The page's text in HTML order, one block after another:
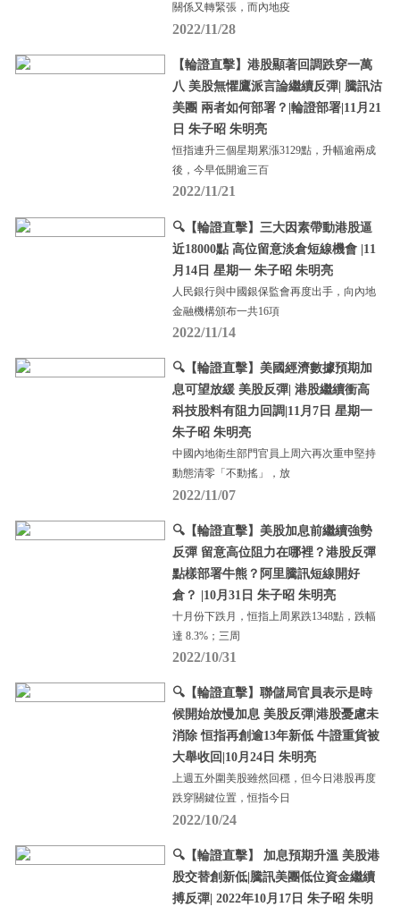
關係又轉緊張，而內地疫
2022/11/28
【輪證直擊】港股顯著回調跌穿一萬
八 美股無懼鷹派言論繼續反彈| 騰訊沽
美團 兩者如何部署？|輪證部署|11月21
日 朱子昭 朱明亮
恒指連升三個星期累漲3129點，升幅逾兩成
後，今早低開逾三百
2022/11/21
🔍【輪證直擊】三大因素帶動港股逼
近18000點 高位留意淡倉短線機會 |11
月14日 星期一 朱子昭 朱明亮
人民銀行與中國銀保監會再度出手，向內地
金融機構頒布一共16項
2022/11/14
🔍【輪證直擊】美國經濟數據預期加
息可望放緩 美股反彈| 港股繼續衝高
科技股料有阻力回調|11月7日 星期一
朱子昭 朱明亮
中國內地衛生部門官員上周六再次重申堅持
動態清零「不動搖」，放
2022/11/07
🔍【輪證直擊】美股加息前繼續強勢
反彈 留意高位阻力在哪裡？港股反彈
點樣部署牛熊？阿里騰訊短線開好
倉？ |10月31日 朱子昭 朱明亮
十月份下跌月，恒指上周累跌1348點，跌幅
達 8.3%；三周
2022/10/31
🔍【輪證直擊】聯儲局官員表示是時
候開始放慢加息 美股反彈|港股憂慮未
消除 恒指再創逾13年新低 牛證重貨被
大舉收回|10月24日 朱明亮
上週五外圍美股雖然回穩，但今日港股再度
跌穿關鍵位置，恒指今日
2022/10/24
🔍【輪證直擊】 加息預期升溫 美股港
股交替創新低|騰訊美團低位資金繼續
搏反彈| 2022年10月17日 朱子昭 朱明